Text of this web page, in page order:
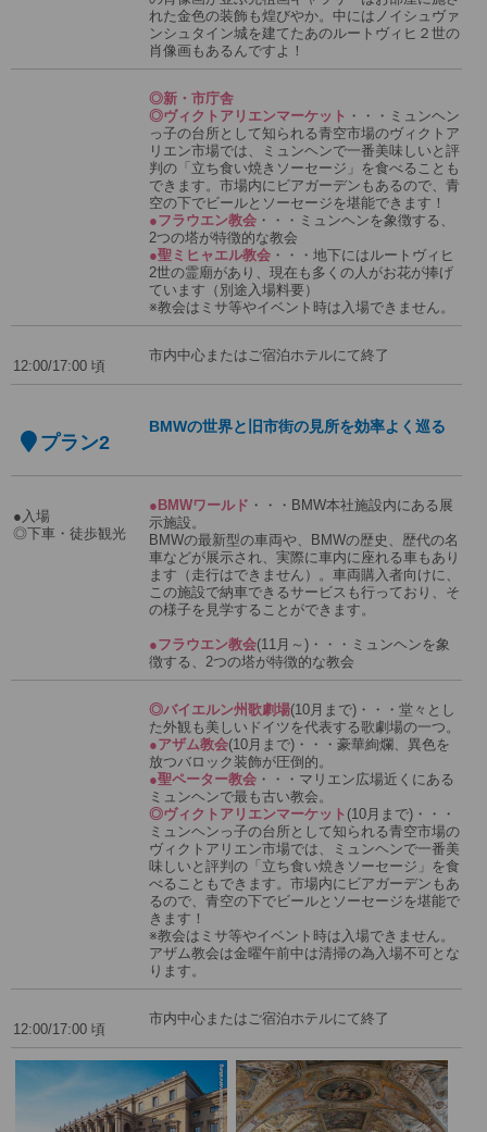
れた金色の装飾も煌びやか。中にはノイシュヴァ
ンシュタイン城を建てたあのルートヴィヒ２世の
肖像画もあるんですよ！
◎新・市庁舎
◎ヴィクトアリエンマーケット ・・・ミュンヘン
っ子の台所として知られる青空市場のヴィクトア
リエン市場では、ミュンヘンで一番美味しいと評
判の「立ち食い焼きソーセージ」を食べることも
できます。市場内にビアガーデンもあるので、青
空の下でビールとソーセージを堪能できます！
●フラウエン教会 ・・・ミュンヘンを象徴する、
2つの塔が特徴的な教会
●聖ミヒャエル教会 ・・・地下にはルートヴィヒ
2世の霊廟があり、現在も多くの人がお花が捧げ
ています（別途入場料要）
※教会はミサ等やイベント時は入場できません。
12:00/17:00 頃
市内中心またはご宿泊ホテルにて終了
プラン2
BMWの世界と旧市街の見所を効率よく巡る
●入場
◎下車・徒歩観光
●BMWワールド ・・・BMW本社施設内にある展
示施設。
BMWの最新型の車両や、BMWの歴史、歴代の名
車などが展示され、実際に車内に座れる車もあり
ます（走行はできません）。車両購入者向けに、
この施設で納車できるサービスも行っており、そ
の様子を見学することができます。
●フラウエン教会(11月～)・・・ミュンヘンを象
徴する、2つの塔が特徴的な教会
◎バイエルン州歌劇場(10月まで)・・・堂々とし
た外観も美しいドイツを代表する歌劇場の一つ。
●アザム教会(10月まで)・・・豪華絢爛、異色を
放つバロック装飾が圧倒的。
●聖ペーター教会 ・・・マリエン広場近くにある
ミュンヘンで最も古い教会。
◎ヴィクトアリエンマーケット (10月まで)・・・
ミュンヘンっ子の台所として知られる青空市場の
ヴィクトアリエン市場では、ミュンヘンで一番美
味しいと評判の「立ち食い焼きソーセージ」を食
べることもできます。市場内にビアガーデンもあ
るので、青空の下でビールとソーセージを堪能で
きます！
※教会はミサ等やイベント時は入場できません。
アザム教会は金曜午前中は清掃の為入場不可とな
ります。
12:00/17:00 頃
市内中心またはご宿泊ホテルにて終了